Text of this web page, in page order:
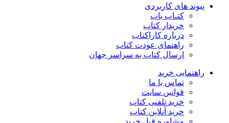
پیوند های کاربردی
کتـاب یاب
خریدار کتاب
درباره کاراکتاب
راهنمای عودت کتاب
ارسال کتاب به سراسر جهان
راهنمایی خرید
تماس با ما
قوانین سایت
خرید تلفنی کتاب
خرید آنلاین کتاب